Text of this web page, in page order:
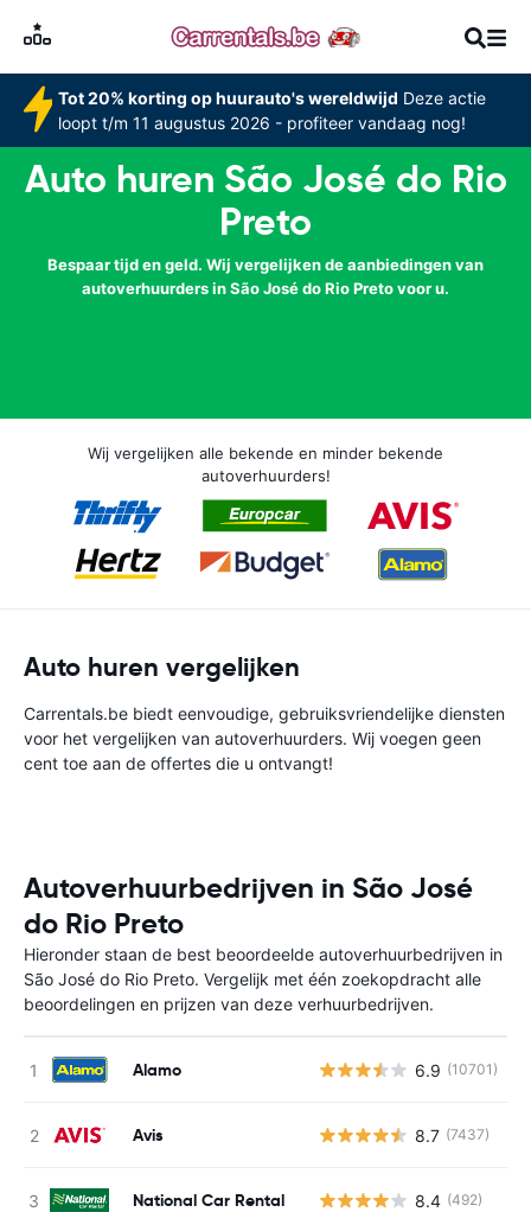
Tot 20% korting op huurauto's wereldwijd Deze actie
loopt t/m 11 augustus 2026 - profiteer vandaag nog!
Auto huren São José do Rio
Preto
Bespaar tijd en geld. Wij vergelijken de aanbiedingen van
autoverhuurders in São José do Rio Preto voor u.
Wij vergelijken alle bekende en minder bekende
autoverhuurders!
Auto huren vergelijken
Carrentals.be biedt eenvoudige, gebruiksvriendelijke diensten
voor het vergelijken van autoverhuurders. Wij voegen geen
cent toe aan de offertes die u ontvangt!
Autoverhuurbedrijven in São José
do Rio Preto
Hieronder staan de best beoordeelde autoverhuurbedrijven in
São José do Rio Preto. Vergelijk met één zoekopdracht alle
beoordelingen en prijzen van deze verhuurbedrijven.
Alamo 6.9 (10701)
Avis 8.7 (7437)
National Car Rental 8.4 (492)